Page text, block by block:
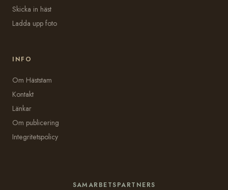
Skicka in häst
Ladda upp foto
INFO
Om Häststam
Kontakt
Länkar
Om publicering
Integritetspolicy
SAMARBETSPARTNERS